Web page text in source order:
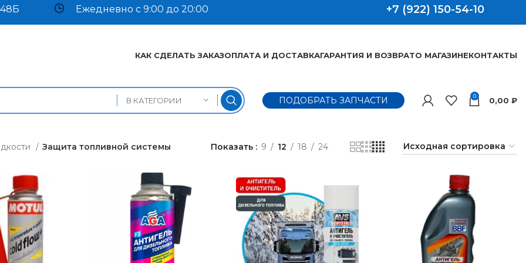
Ежедневно с 9:00 до 20:00 +7 (922) 150-54-10
КАК СДЕЛАТЬ ЗАКАЗОПЛАТА И ДОСТАВКАГАРАНТИЯ И ВОЗВРАТО МАГАЗИНЕКОНТАКТЫ
В КАТЕГОРИИ ПОДОБРАТЬ ЗАПЧАСТИ 0 0,00 ₽
Защита топливной системы Показать 9 12 18 24